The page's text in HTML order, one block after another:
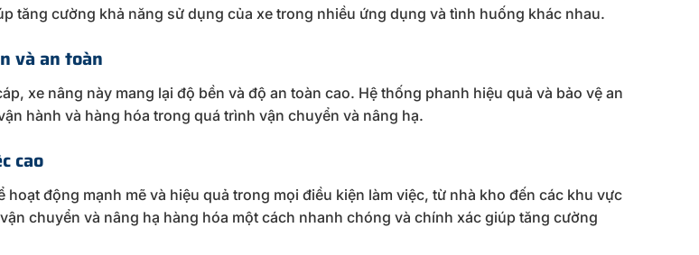
tăng cường khả năng sử dụng của xe trong nhiều ứng dụng và tình huống khác nhau.
và an toàn
xe nâng này mang lại độ bền và độ an toàn cao. Hệ thống phanh hiệu quả và bảo vệ an
hành và hàng hóa trong quá trình vận chuyển và nâng hạ.
cao
hoạt động mạnh mẽ và hiệu quả trong mọi điều kiện làm việc, từ nhà kho đến các khu vực
chuyển và nâng hạ hàng hóa một cách nhanh chóng và chính xác giúp tăng cường